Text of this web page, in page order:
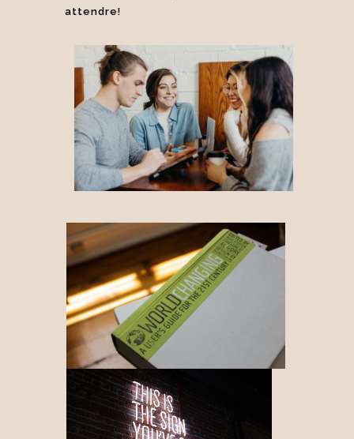
attendre!